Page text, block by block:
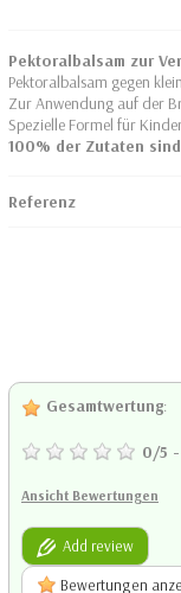
Pektoralbalsam zur
Pektoralbalsam gegen
Zur Anwendung auf der
Spezielle Formel für
100% der Zutaten
Referenz
Gesamtwertung:
0/5 -
Ansicht Bewertungen
Add review
Bewertungen